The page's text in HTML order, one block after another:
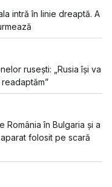
intră în linie dreaptă. A
rusești: „Rusia își va
România în Bulgaria și a
folosit pe scară